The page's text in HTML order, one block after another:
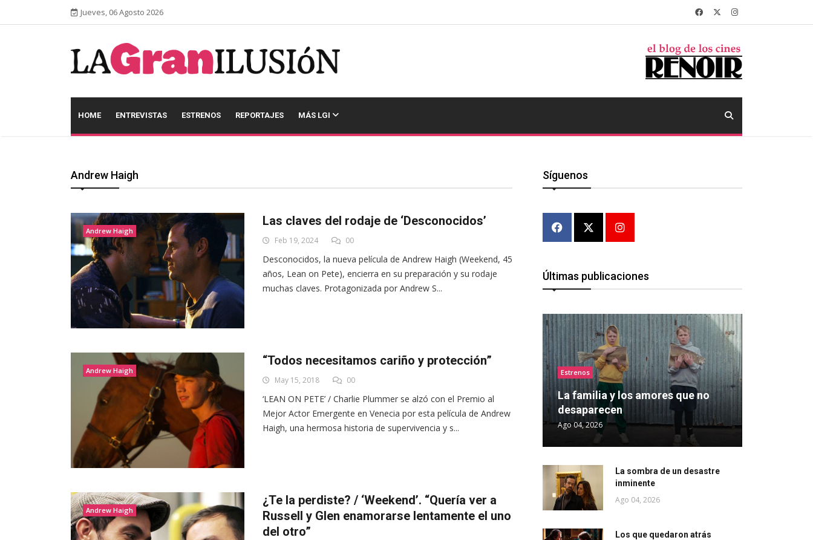
Jueves, 06 Agosto 2026
HOME ENTREVISTAS ESTRENOS REPORTAJES MÁS LGI
Andrew Haigh
Andrew Haigh
Las claves del rodaje de ‘Desconocidos’
Feb 19, 2024 00
Desconocidos, la nueva película de Andrew Haigh (Weekend, 45
años, Lean on Pete), encierra en su preparación y su rodaje
muchas claves. Protagonizada por Andrew S...
Andrew Haigh
“Todos necesitamos cariño y protección”
May 15, 2018 00
‘LEAN ON PETE’ / Charlie Plummer se alzó con el Premio al
Mejor Actor Emergente en Venecia por esta película de Andrew
Haigh, una hermosa historia de supervivencia y s...
Andrew Haigh
¿Te la perdiste? / ‘Weekend’. “Quería ver a
Russell y Glen enamorarse lentamente el uno
del otro”
Síguenos
Últimas publicaciones
Estrenos
La familia y los amores que no
desaparecen
Ago 04, 2026
La sombra de un desastre
inminente
Ago 04, 2026
Los que quedaron atrás